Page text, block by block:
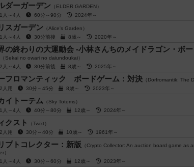
ダーガーデン （ELDER GARDEN）
1人～4人
60分～90分 2024年～
スガーデン （Alice's Garden）
1人～4人
30分前後 8歳～ 2020年～
の終わりの大運動会 -小林さんちのメイドラゴン・ボ
（Sekai no owari no daiundoukai）
2人～4人
30分前後 8歳～ 2025年～
フロマンティック ボードゲーム：対決 （Dorfromantik: The
2人用
30分～45分 8歳～ 2023年～
イトーテム （Sky Totems）
1人～4人
40分～80分 12歳～ 2024年～
クスト
（Twixt）
2人用
30分～40分 10歳～ 1961年～
プトコレクター：新版 （Crypto Collector: An auction board game as
）
1人～4人
30分～60分 12歳～ 2023年～